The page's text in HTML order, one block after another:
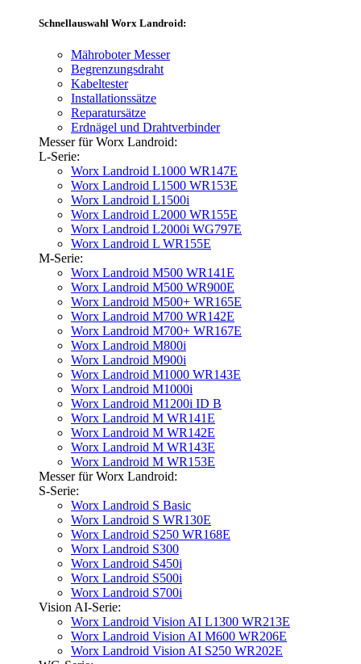
Schnellauswahl Worx Landroid:
Mähroboter Messer
Begrenzungsdraht
Kabeltester
Installationssätze
Reparatursätze
Erdnägel und Drahtverbinder
Messer für Worx Landroid:
L-Serie:
Worx Landroid L1000 WR147E
Worx Landroid L1500 WR153E
Worx Landroid L1500i
Worx Landroid L2000 WR155E
Worx Landroid L2000i WG797E
Worx Landroid L WR155E
M-Serie:
Worx Landroid M500 WR141E
Worx Landroid M500 WR900E
Worx Landroid M500+ WR165E
Worx Landroid M700 WR142E
Worx Landroid M700+ WR167E
Worx Landroid M800i
Worx Landroid M900i
Worx Landroid M1000 WR143E
Worx Landroid M1000i
Worx Landroid M1200i ID B
Worx Landroid M WR141E
Worx Landroid M WR142E
Worx Landroid M WR143E
Worx Landroid M WR153E
Messer für Worx Landroid:
S-Serie:
Worx Landroid S Basic
Worx Landroid S WR130E
Worx Landroid S250 WR168E
Worx Landroid S300
Worx Landroid S450i
Worx Landroid S500i
Worx Landroid S700i
Vision AI-Serie:
Worx Landroid Vision AI L1300 WR213E
Worx Landroid Vision AI M600 WR206E
Worx Landroid Vision AI S250 WR202E